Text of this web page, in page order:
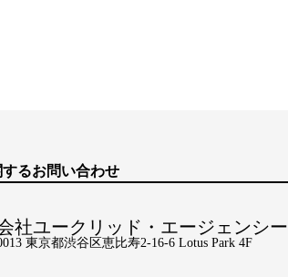
るお問い合わせ
社ユークリッド・エージェンシー
東京都渋谷区恵比寿2-16-6 Lotus Park 4F